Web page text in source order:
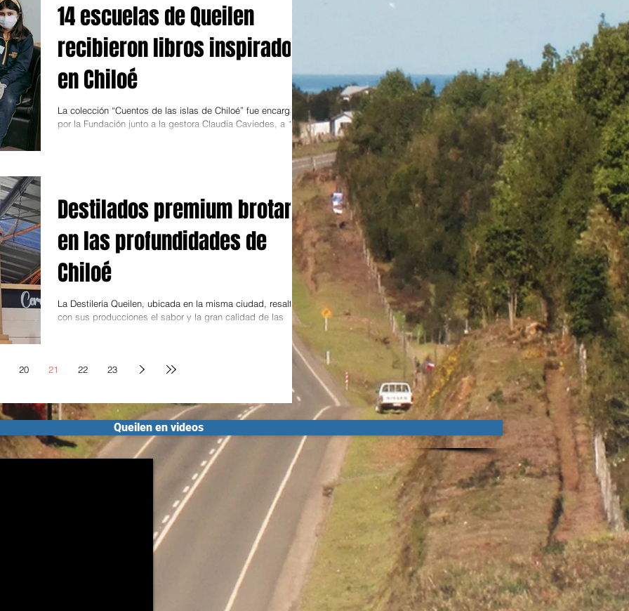
14 escuelas de Queilen
recibieron libros inspirados
en Chiloé
La colección “Cuentos de las islas de Chiloé” fue encargada
por la Fundación junto a la gestora Claudia Caviedes, a 10
Destilados premium brotan
en las profundidades de
Chiloé
La Destilería Queilen, ubicada en la misma ciudad, resalta
con sus producciones el sabor y la gran calidad de las
20 21 22 23
Queilen en videos